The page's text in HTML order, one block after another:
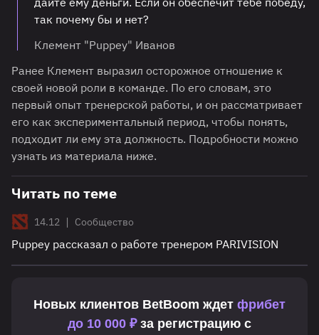
так почему бы и нет?
Клемент "Puppey" Иванов
Ранее Клемент выразил осторожное отношение к
своей новой роли в команде. По его словам, это
первый опыт тренерской работы, и он рассматривает
его как экспериментальный период, чтобы понять,
подходит ли ему эта должность. Подробности можно
узнать из материала ниже.
Читать по теме
14.12 | Сообщество
Puppey рассказал о работе тренером PARIVISION
Новых клиентов BetBoom ждет фрибет
до 10 000 ₽за регистрацию с